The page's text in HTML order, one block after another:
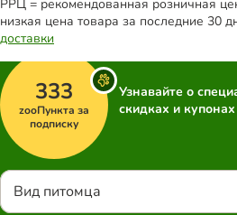
РРЦ = рекомендованная розничная
низкая цена товара за последние 30
доставки
333
zooПункта за
подписку
Узнавайте о
скидках и
Вид питомца